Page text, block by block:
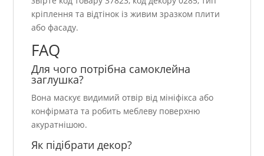
кріплення та відтінок із живим зразком плити
або фасаду.
FAQ
Для чого потрібна самоклейна
заглушка?
Вона маскує видимий отвір від мініфікса або
конфірмата та робить меблеву поверхню
акуратнішою.
Як підібрати декор?